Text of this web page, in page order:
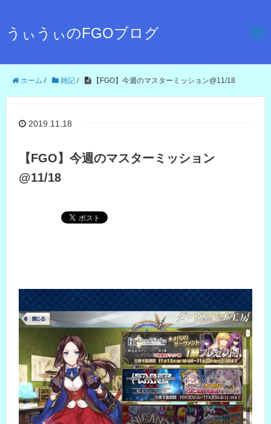
うぃうぃのFGOブログ
ホーム / 雑記 / 【FGO】今週のマスターミッション@11/18
2019.11.18
【FGO】今週のマスターミッション
@11/18